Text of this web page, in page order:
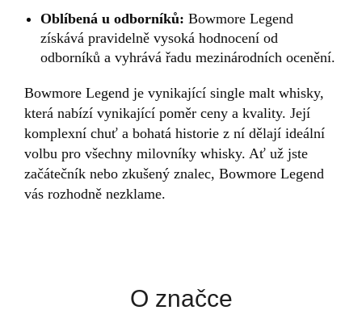
Oblíbená u odborníků: Bowmore Legend
získává pravidelně vysoká hodnocení od
odborníků a vyhrává řadu mezinárodních ocenění.
Bowmore Legend je vynikající single malt whisky,
která nabízí vynikající poměr ceny a kvality. Její
komplexní chuť a bohatá historie z ní dělají ideální
volbu pro všechny milovníky whisky. Ať už jste
začátečník nebo zkušený znalec, Bowmore Legend
vás rozhodně nezklame.
O značce